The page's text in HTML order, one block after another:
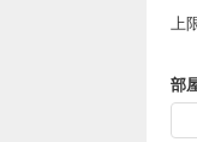
上
部